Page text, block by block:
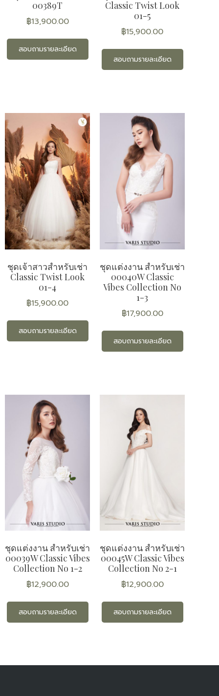
00389T
฿13,900.00
สอบถามรายละเอียด
Classic Twist Look
01-5
฿15,900.00
สอบถามรายละเอียด
ชุดเจ้าสาวสำหรับเช่า
Classic Twist Look
01-4
฿15,900.00
สอบถามรายละเอียด
ชุดแต่งงาน สำหรับเช่า
00040W Classic
Vibes Collection No
1-3
฿17,900.00
สอบถามรายละเอียด
ชุดแต่งงาน สำหรับเช่า
00039W Classic Vibes
Collection No 1-2
฿12,900.00
สอบถามรายละเอียด
ชุดแต่งงาน สำหรับเช่า
00045W Classic Vibes
Collection No 2-1
฿12,900.00
สอบถามรายละเอียด